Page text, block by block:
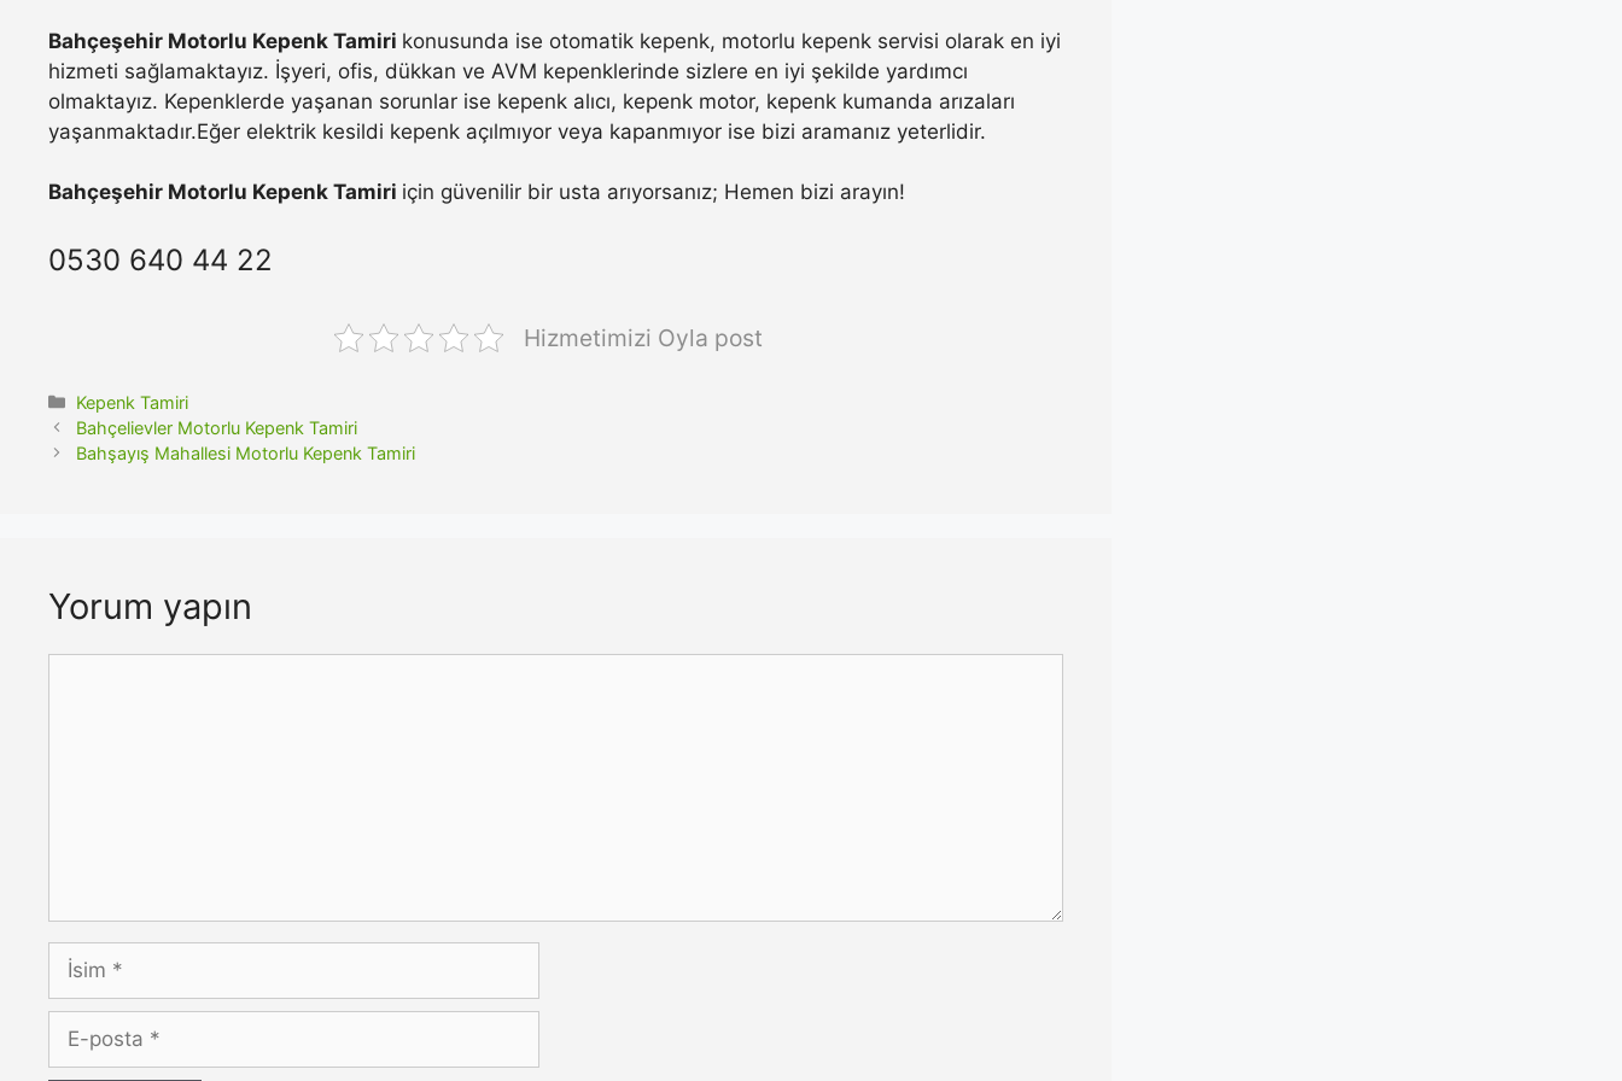
Bahçeşehir Motorlu Kepenk Tamiri konusunda ise otomatik kepenk, motorlu kepenk servisi olarak en iyi
hizmeti sağlamaktayız. İşyeri, ofis, dükkan ve AVM kepenklerinde sizlere en iyi şekilde yardımcı
olmaktayız. Kepenklerde yaşanan sorunlar ise kepenk alıcı, kepenk motor, kepenk kumanda arızaları
yaşanmaktadır.Eğer elektrik kesildi kepenk açılmıyor veya kapanmıyor ise bizi aramanız yeterlidir.
Bahçeşehir Motorlu Kepenk Tamiri için güvenilir bir usta arıyorsanız; Hemen bizi arayın!
0530 640 44 22
Hizmetimizi Oyla post
Kategoriler
Kepenk Tamiri
Bahçelievler Motorlu Kepenk Tamiri
Bahşayış Mahallesi Motorlu Kepenk Tamiri
Yorum yapın
İsim
posta